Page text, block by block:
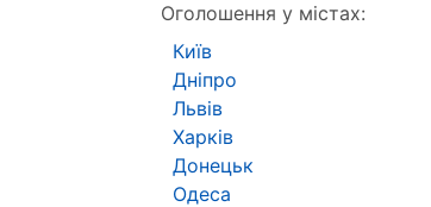
Оголошення у містах:
Київ
Дніпро
Львів
Харків
Донецьк
Одеса